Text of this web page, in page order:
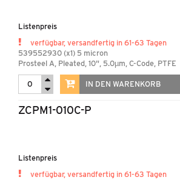
Listenpreis
verfügbar, versandfertig in 61-63 Tagen
539552930 (x1) 5 micron
Prosteel A, Pleated, 10", 5.0µm, C-Code, PTFE
IN DEN WARENKORB
ZCPM1-010C-P
Listenpreis
verfügbar, versandfertig in 61-63 Tagen